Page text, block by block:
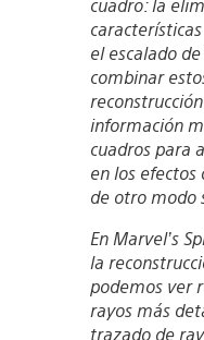
cuadro: la
el escalado
combinar
información
cuadros para
en los
de otro modo
En Marvel’s
la
podemos ver
rayos más
trazado de